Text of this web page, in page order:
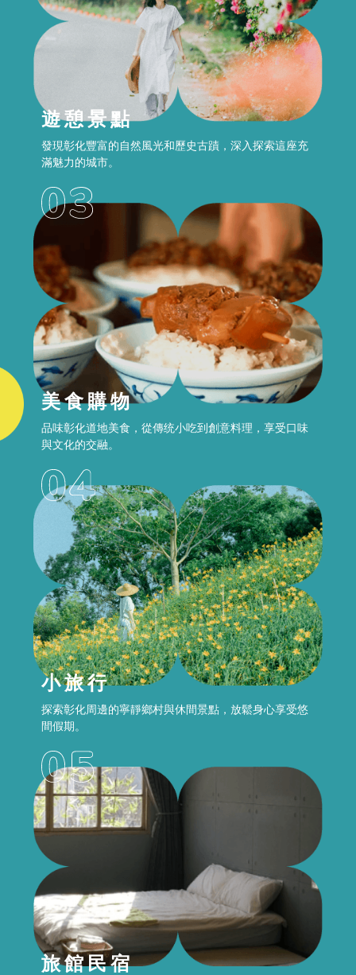
遊憩景點
發現彰化豐富的自然風光和歷史古蹟，深入探索這座充
滿魅力的城市。
美食購物
品味彰化道地美食，從傳统小吃到創意料理，享受口味
與文化的交融。
小旅行
探索彰化周邊的寧靜鄉村與休間景點，放鬆身心享受悠
間假期。
旅館民宿